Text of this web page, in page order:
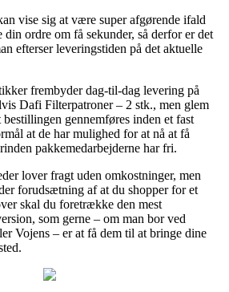
vise sig at være super afgørende ifald
din ordre om få sekunder, så derfor er det
efterser leveringstiden på det aktuelle
frembyder dag-til-dag levering på
Dafi Filterpatroner – 2 stk., men glem
gennemføres inden et fast
at de har mulighed for at nå at få
pakkemedarbejderne har fri.
lover fragt uden omkostninger, men
forudsætning af at du shopper for et
skal du foretrække den mest
som gerne – om man bor ved
Vojens – er at få dem til at bringe dine